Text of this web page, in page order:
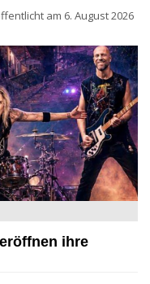
am 6. August 2026
im Summer Rock
ihre